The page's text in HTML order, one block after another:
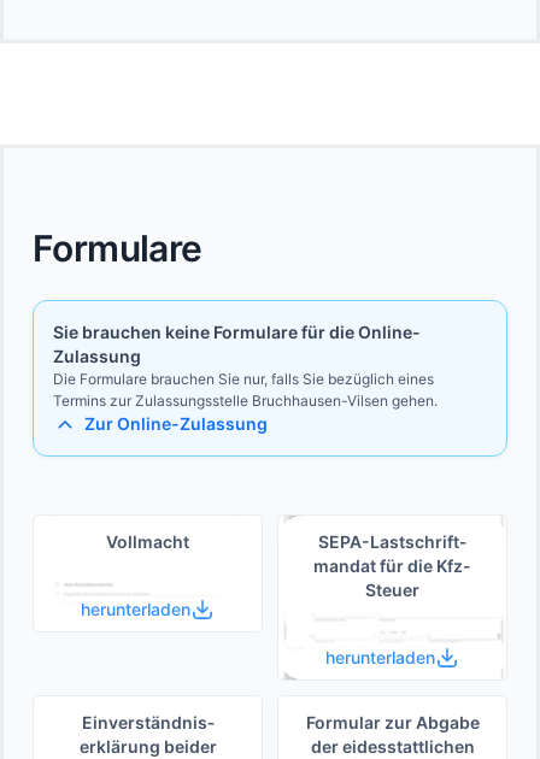
Formulare
Sie brauchen keine Formulare für die Online-
Zulassung
Die Formulare brauchen Sie nur, falls Sie bezüglich eines
Termins zur Zulassungsstelle Bruchhausen-Vilsen gehen.
Zur Online-Zulassung
Vollmacht
herunterladen
SEPA-Lastschrift­
mandat für die Kfz-
Steuer
herunterladen
Einverständnis­
erklärung beider
Formular zur Abgabe
der eides­stattlichen